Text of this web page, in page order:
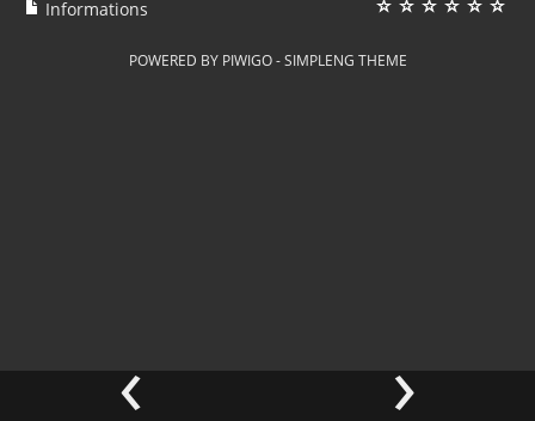
‹ ›
Informations
POWERED BY PIWIGO-SIMPLENG THEME